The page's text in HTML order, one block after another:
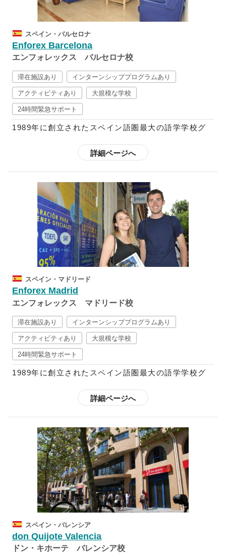
ています。また、コミュニケーションを円滑にするべ
く、その国の文化を学ぶよう推奨しており、映画、文
回の文化レッスンが含まれたコースも設けています。
さらに、スペイン語+αのコースも多数用意されてい
るので、フラメンコや料理など学ぶことも可能です。
スペイン語中級以上向けには、ビジネス分野でのスペ
イン語を学べるコースや、インターンシップ・ボラン
ティアに参加できるプログラムなども用意されている
ので、初心者～上級者までしっかりと学ぶことができ
ます。
欧米のほとんどの語学学校はクリスマスやイースター
の時期は休校していますが、エンフォレックスでは祝
祭日以外は開講しているので、スペインの多彩なお祭
りやイベントの開催期間中に特別アクティビティへ参
加することも可能です。さらに、都市によって魅力が
それぞれ異なるスペインを満喫されたい方は、「転校
制度」を利用することも可能です。
スペイン・バルセロナ
Enforex Barcelona
エンフォレックス バルセロナ校
滞在施設あり インターンシッププログラムあり
アクティビティあり 大規模な学校
24時間緊急サポート
1989年に創立されたスペイン語圏最大の語学学校グ
国に21校の校舎を展開しており、毎年世界52ヶ国か
スペイン語で快適なコミュニケーションを図り、スペ
イン語で自身の考えを他人に理解してもらえることを
ゴールとしているエンフォレックスの教育プログラム
では、スパ隠語習得に不可欠な要素である文法や読
解、筆記、リスニング、会話がカリキュラムに含まれ
ています。また、コミュニケーションを円滑にするべ
く、その国の文化を学ぶよう推奨しており、映画、文
回の文化レッスンが含まれたコースも設けています。
さらに、スペイン語+αのコースも多数用意されてい
るので、フラメンコや料理など学ぶことも可能です。
スペイン語中級以上向けには、ビジネス分野でのスペ
イン語を学べるコースや、インターンシップ・ボラン
ティアに参加できるプログラムなども用意されている
ので、初心者～上級者までしっかりと学ぶことができ
ます。
欧米のほとんどの語学学校はクリスマスやイースター
の時期は休校していますが、エンフォレックスでは祝
祭日以外は開講しているので、スペインの多彩なお祭
りやイベントの開催期間中に特別アクティビティへ参
加することも可能です。さらに、都市によって魅力が
それぞれ異なるスペインを満喫されたい方は、「転校
制度」を利用することも可能です。
詳細ページへ
スペイン・マドリード
Enforex Madrid
エンフォレックス マドリード校
滞在施設あり インターンシッププログラムあり
アクティビティあり 大規模な学校
24時間緊急サポート
1989年に創立されたスペイン語圏最大の語学学校グ
国に21校の校舎を展開しており、毎年世界52ヶ国か
スペイン語で快適なコミュニケーションを図り、スペ
イン語で自身の考えを他人に理解してもらえることを
ゴールとしているエンフォレックスの教育プログラム
では、スペイン語習得に不可欠な要素である文法や読
解、筆記、リスニング、会話がカリキュラムに含まれ
ています。また、コミュニケーションを円滑にするべ
く、その国の文化を学ぶよう推奨しており、映画、文
回の文化レッスンが含まれたコースも設けています。
さらに、スペイン語+αのコースも多数用意されてい
るので、フラメンコや料理など学ぶことも可能です。
詳細ページへ
スペイン・バレンシア
don Quijote Valencia
ドン・キホーテ バレンシア校